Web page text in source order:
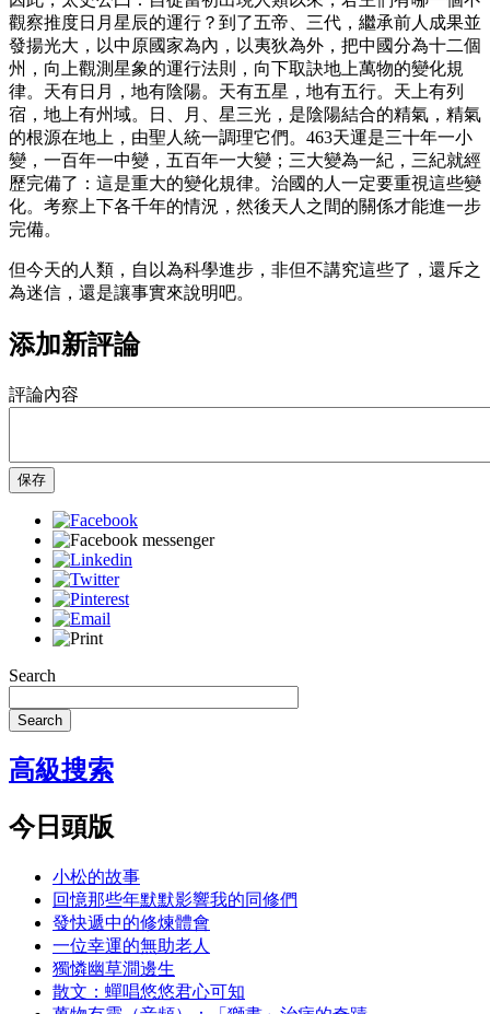
觀察推度日月星辰的運行？到了五帝、三代，繼承前人成果並
發揚光大，以中原國家為內，以夷狄為外，把中國分為十二個
州，向上觀測星象的運行法則，向下取訣地上萬物的變化規
律。天有日月，地有陰陽。天有五星，地有五行。天上有列
宿，地上有州域。日、月、星三光，是陰陽結合的精氣，精氣
的根源在地上，由聖人統一調理它們。463天運是三十年一小
變，一百年一中變，五百年一大變；三大變為一紀，三紀就經
歷完備了：這是重大的變化規律。治國的人一定要重視這些變
化。考察上下各千年的情況，然後天人之間的關係才能進一步
完備。
但今天的人類，自以為科學進步，非但不講究這些了，還斥之
為迷信，還是讓事實來說明吧。
添加新評論
評論內容
保存
Search
Search
高級搜索
今日頭版
小松的故事
回憶那些年默默影響我的同修們
發快遞中的修煉體會
一位幸運的無助老人
獨憐幽草澗邊生
散文：蟬唱悠悠君心可知